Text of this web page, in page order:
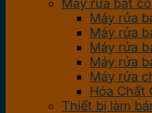
Máy rửa bát
Máy rửa
Máy rửa
Máy rửa
Máy rửa
Máy rửa
Hóa Chất
Thiết bị làm